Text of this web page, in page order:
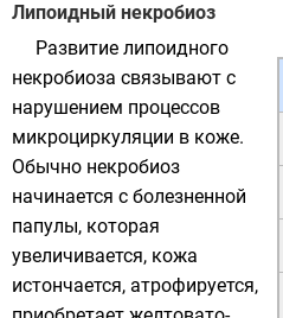
Липоидный некробиоз
Развитие липоидного
некробиоза связывают с
нарушением процессов
микроциркуляции в коже.
Обычно некробиоз
начинается с болезненной
папулы, которая
увеличивается, кожа
истончается, атрофируется,